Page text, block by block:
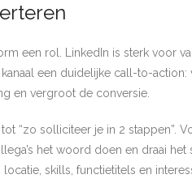
een rol. LinkedIn is sterk voor
een duidelijke call-to-
en vergroot de conversie.
“zo solliciteer je in 2 stappen”.
het woord doen en draai het
skills, functietitels en